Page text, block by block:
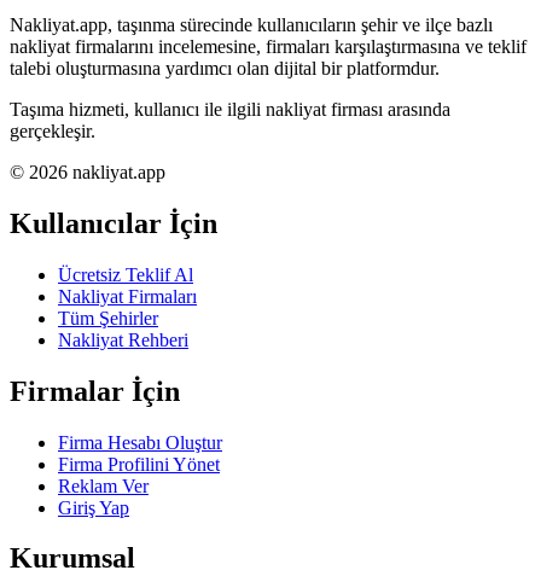
Nakliyat.app, taşınma sürecinde kullanıcıların şehir ve ilçe bazlı
nakliyat firmalarını incelemesine, firmaları karşılaştırmasına ve teklif
talebi oluşturmasına yardımcı olan dijital bir platformdur.
Taşıma hizmeti, kullanıcı ile ilgili nakliyat firması arasında
gerçekleşir.
© 2026 nakliyat.app
Kullanıcılar İçin
Ücretsiz Teklif Al
Nakliyat Firmaları
Tüm Şehirler
Nakliyat Rehberi
Firmalar İçin
Firma Hesabı Oluştur
Firma Profilini Yönet
Reklam Ver
Giriş Yap
Kurumsal